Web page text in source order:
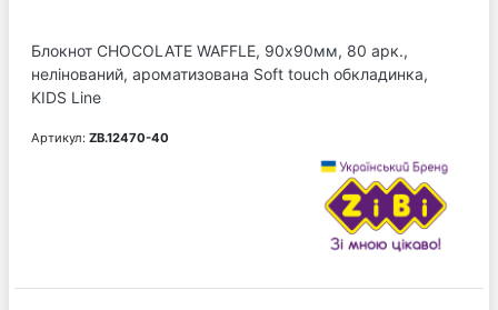
Блокнот CHOCOLATE WAFFLE, 90х90мм, 80 арк.,
нелінований, ароматизована Soft touch обкладинка,
KIDS Line
Артикул: ZB.12470-40